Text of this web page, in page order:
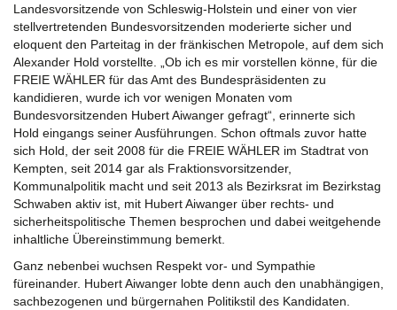
Landesvorsitzende von Schleswig-Holstein und einer von vier
stellvertretenden Bundesvorsitzenden moderierte sicher und
eloquent den Parteitag in der fränkischen Metropole, auf dem sich
Alexander Hold vorstellte. „Ob ich es mir vorstellen könne, für die
FREIE WÄHLER für das Amt des Bundespräsidenten zu
kandidieren, wurde ich vor wenigen Monaten vom
Bundesvorsitzenden Hubert Aiwanger gefragt“, erinnerte sich
Hold eingangs seiner Ausführungen. Schon oftmals zuvor hatte
sich Hold, der seit 2008 für die FREIE WÄHLER im Stadtrat von
Kempten, seit 2014 gar als Fraktionsvorsitzender,
Kommunalpolitik macht und seit 2013 als Bezirksrat im Bezirkstag
Schwaben aktiv ist, mit Hubert Aiwanger über rechts- und
sicherheitspolitische Themen besprochen und dabei weitgehende
inhaltliche Übereinstimmung bemerkt.
Ganz nebenbei wuchsen Respekt vor- und Sympathie
füreinander. Hubert Aiwanger lobte denn auch den unabhängigen,
sachbezogenen und bürgernahen Politikstil des Kandidaten.